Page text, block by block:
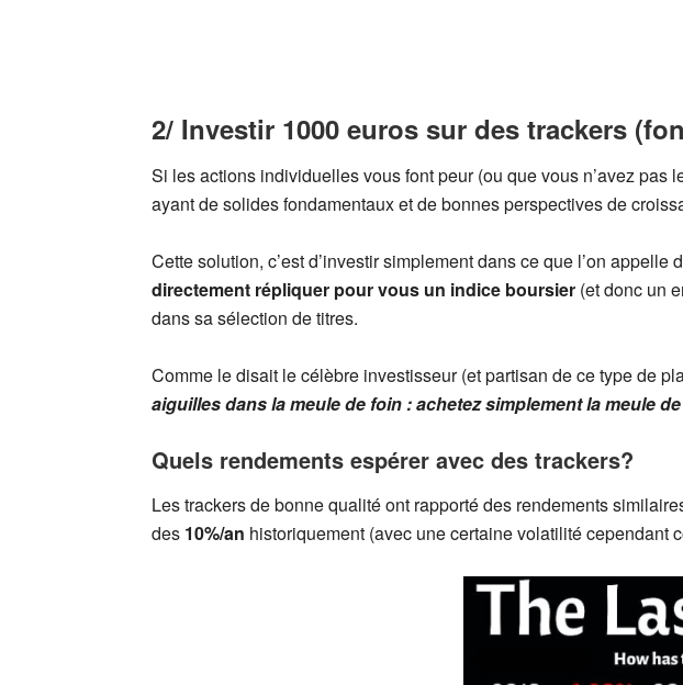
2/ Investir 1000 euros sur des trackers
Si les actions individuelles vous font peur (ou que vous n’avez pas
ayant de solides fondamentaux et de bonnes perspectives de
Cette solution, c’est d’investir simplement dans ce que l’on
directement répliquer pour vous un indice boursier (et donc un
dans sa sélection de titres.
Comme le disait le célèbre investisseur (et partisan de ce type de
aiguilles dans la meule de foin : achetez simplement la meule
Quels rendements espérer avec des trackers?
Les trackers de bonne qualité ont rapporté des rendements
des 10%/an historiquement (avec une certaine volatilité cependant